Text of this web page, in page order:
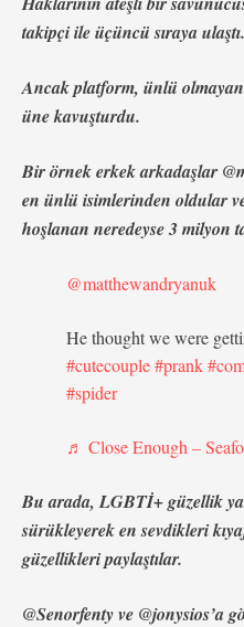
takipçi ile üçüncü sıraya ulaştı.
Ancak platform, ünlü
üne kavuşturdu.
Bir örnek erkek arkadaşlar
en ünlü isimlerinden oldular
hoşlanan neredeyse 3 milyon
@matthewandryanuk
He thought we were
#cutecouple#prank
#spider
♬ Close Enough –
Bu arada, LGBTİ+ güzellik
sürükleyerek en sevdikleri
güzellikleri paylaştılar.
@Senorfenty ve @jonysios’a